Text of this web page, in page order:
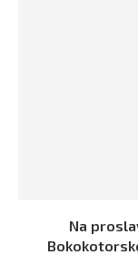
Na